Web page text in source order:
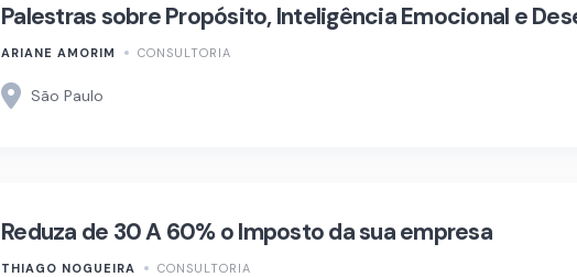
Palestras sobre Propósito, Inteligência Emocional e
ARIANE AMORIM CONSULTORIA
São Paulo
Reduza de 30 A 60% o Imposto da sua empresa
THIAGO NOGUEIRA CONSULTORIA